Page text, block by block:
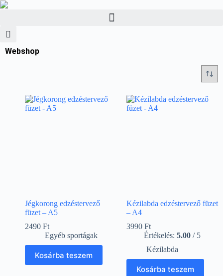
Webshop
Jégkorong edzéstervező
füzet – A5
2490 Ft
Egyéb sportágak
Kosárba teszem
Kézilabda edzéstervező füzet
– A4
3990 Ft
Értékelés: 5.00 / 5
Kézilabda
Kosárba teszem